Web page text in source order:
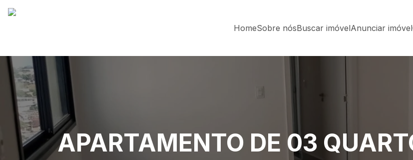
HomeSobre nósBuscar imóvelAnunciar imóvel
APARTAMENTO DE 03